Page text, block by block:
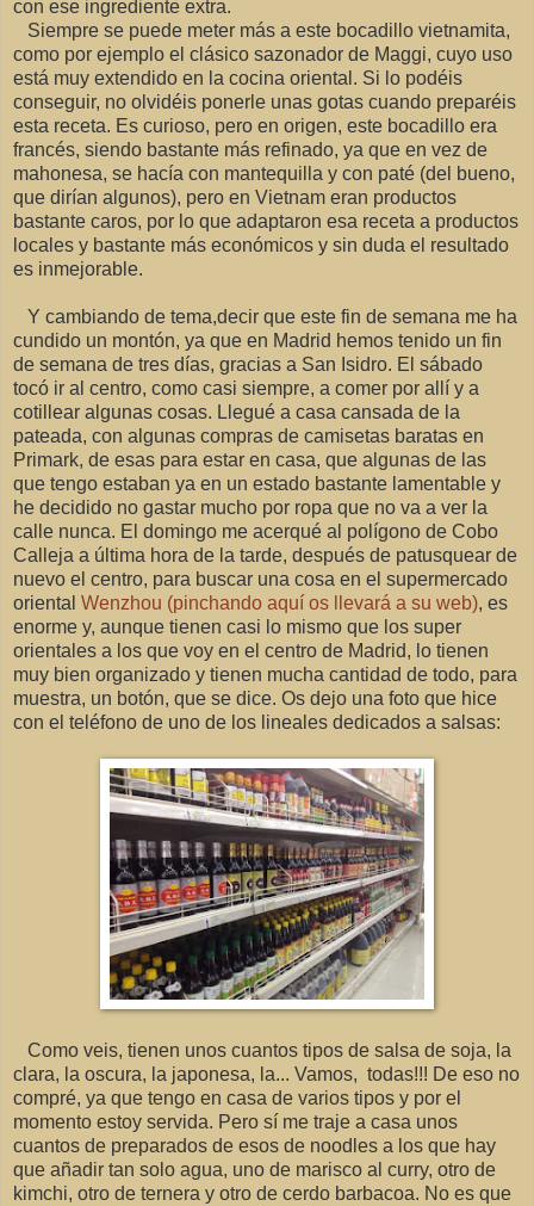
con ese ingrediente extra.
Siempre se puede meter más a este bocadillo vietnamita,
como por ejemplo el clásico sazonador de Maggi, cuyo uso
está muy extendido en la cocina oriental. Si lo podéis
conseguir, no olvidéis ponerle unas gotas cuando preparéis
esta receta. Es curioso, pero en origen, este bocadillo era
francés, siendo bastante más refinado, ya que en vez de
mahonesa, se hacía con mantequilla y con paté (del bueno,
que dirían algunos), pero en Vietnam eran productos
bastante caros, por lo que adaptaron esa receta a productos
locales y bastante más económicos y sin duda el resultado
es inmejorable.
Y cambiando de tema,decir que este fin de semana me ha
cundido un montón, ya que en Madrid hemos tenido un fin
de semana de tres días, gracias a San Isidro. El sábado
tocó ir al centro, como casi siempre, a comer por allí y a
cotillear algunas cosas. Llegué a casa cansada de la
pateada, con algunas compras de camisetas baratas en
Primark, de esas para estar en casa, que algunas de las
que tengo estaban ya en un estado bastante lamentable y
he decidido no gastar mucho por ropa que no va a ver la
calle nunca. El domingo me acerqué al polígono de Cobo
Calleja a última hora de la tarde, después de patusquear de
nuevo el centro, para buscar una cosa en el supermercado
oriental Wenzhou (pinchando aquí os llevará a su web), es
enorme y, aunque tienen casi lo mismo que los super
orientales a los que voy en el centro de Madrid, lo tienen
muy bien organizado y tienen mucha cantidad de todo, para
muestra, un botón, que se dice. Os dejo una foto que hice
con el teléfono de uno de los lineales dedicados a salsas:
Como veis, tienen unos cuantos tipos de salsa de soja, la
clara, la oscura, la japonesa, la... Vamos, todas!!! De eso no
compré, ya que tengo en casa de varios tipos y por el
momento estoy servida. Pero sí me traje a casa unos
cuantos de preparados de esos de noodles a los que hay
que añadir tan solo agua, uno de marisco al curry, otro de
kimchi, otro de ternera y otro de cerdo barbacoa. No es que